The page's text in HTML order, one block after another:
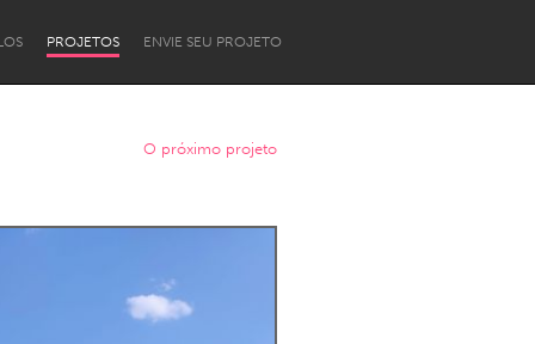
PROJETOS ENVIE SEU PROJETO
O próximo projeto